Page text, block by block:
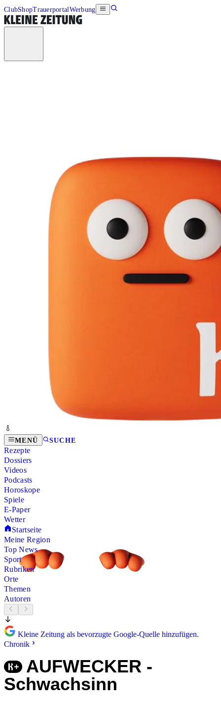
ClubShopTrauerportalWerbung
MENÜ SUCHE
Rezepte
Dossiers
Videos
Podcasts
Horoskope
Spiele
E-Paper
Wetter
Startseite
Meine Region
Top News
Sport
Rubriken
Orte
Themen
Autoren
Kleine Zeitung als bevorzugte Google-Quelle hinzufügen.
Chronik
AUFWECKER -
Schwachsinn